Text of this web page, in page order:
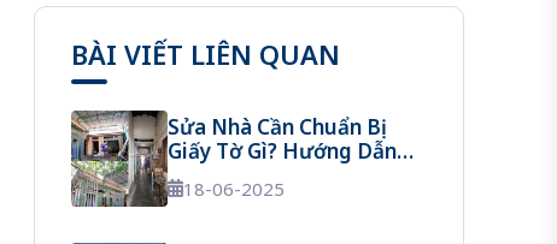
BÀI VIẾT LIÊN QUAN
Sửa Nhà Cần Chuẩn Bị
Giấy Tờ Gì? Hướng Dẫn
Từ A Đến Z
18-06-2025